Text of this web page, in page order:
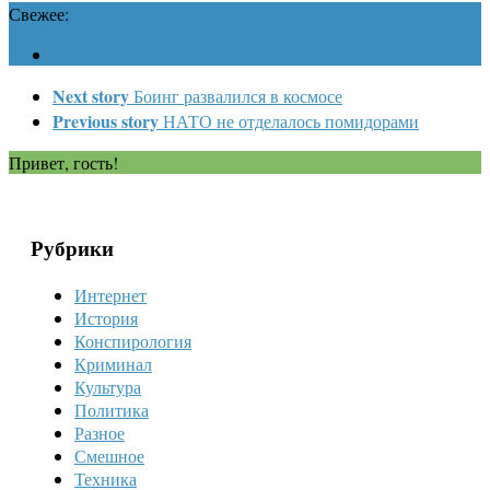
Свежее:
Next storyБоинг развалился в космосе
Previous storyНАТО не отделалось помидорами
Привет, гость!
Рубрики
Интернет
История
Конспирология
Криминал
Культура
Политика
Разное
Смешное
Техника